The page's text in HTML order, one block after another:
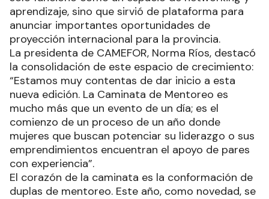
aprendizaje, sino que sirvió de plataforma para
anunciar importantes oportunidades de
proyección internacional para la provincia.
La presidenta de CAMEFOR, Norma Ríos, destacó
la consolidación de este espacio de crecimiento:
“Estamos muy contentas de dar inicio a esta
nueva edición. La Caminata de Mentoreo es
mucho más que un evento de un día; es el
comienzo de un proceso de un año donde
mujeres que buscan potenciar su liderazgo o sus
emprendimientos encuentran el apoyo de pares
con experiencia”.
El corazón de la caminata es la conformación de
duplas de mentoreo. Este año, como novedad, se